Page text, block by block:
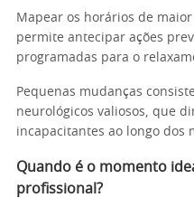
Mapear os horários de
permite antecipar ações
programadas para o
Pequenas mudanças
neurológicos valiosos, que
incapacitantes ao longo dos
Quando é o momento
profissional?